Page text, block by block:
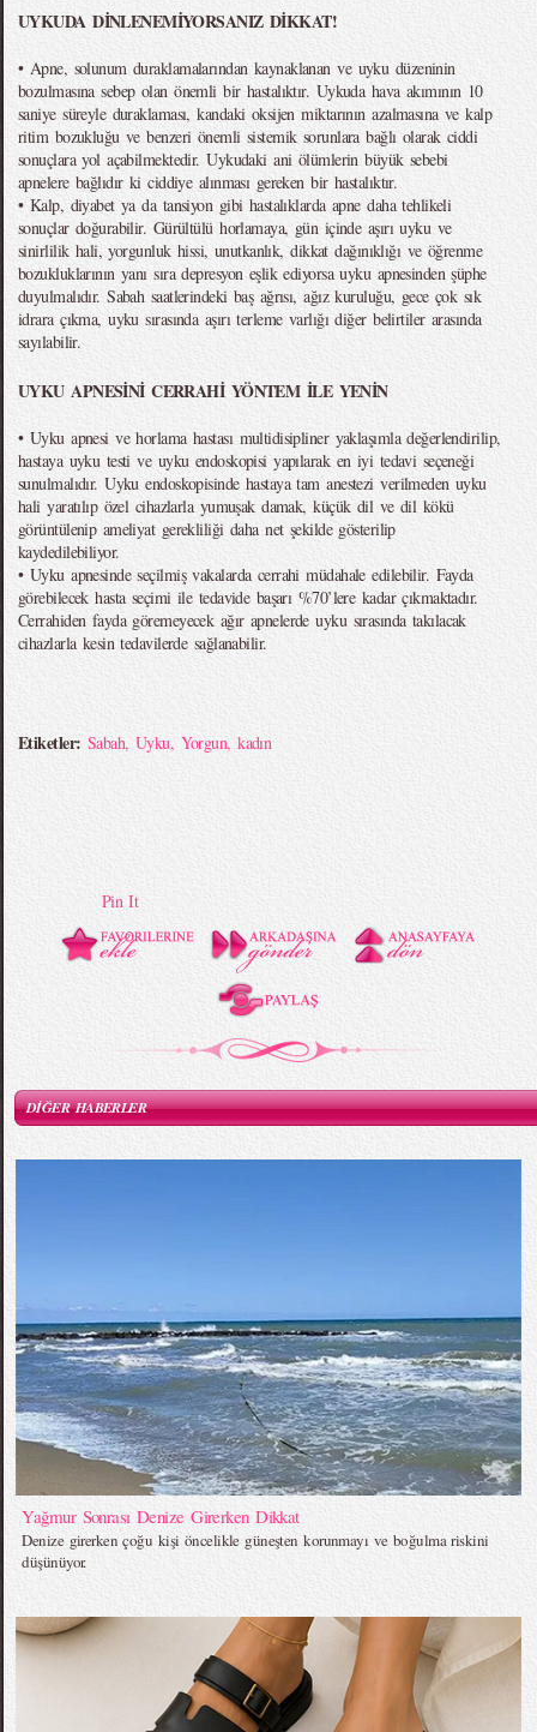
UYKUDA DİNLENEMİYORSANIZ DİKKAT!
• Apne, solunum duraklamalarından kaynaklanan ve uyku düzeninin
bozulmasına sebep olan önemli bir hastalıktır. Uykuda hava akımının 10
saniye süreyle duraklaması, kandaki oksijen miktarının azalmasına ve kalp
ritim bozukluğu ve benzeri önemli sistemik sorunlara bağlı olarak ciddi
sonuçlara yol açabilmektedir. Uykudaki ani ölümlerin büyük sebebi
apnelere bağlıdır ki ciddiye alınması gereken bir hastalıktır.
• Kalp, diyabet ya da tansiyon gibi hastalıklarda apne daha tehlikeli
sonuçlar doğurabilir. Gürültülü horlamaya, gün içinde aşırı uyku ve
sinirlilik hali, yorgunluk hissi, unutkanlık, dikkat dağınıklığı ve öğrenme
bozukluklarının yanı sıra depresyon eşlik ediyorsa uyku apnesinden şüphe
duyulmalıdır. Sabah saatlerindeki baş ağrısı, ağız kuruluğu, gece çok sık
idrara çıkma, uyku sırasında aşırı terleme varlığı diğer belirtiler arasında
sayılabilir.
UYKU APNESİNİ CERRAHİ YÖNTEM İLE YENİN
• Uyku apnesi ve horlama hastası multidisipliner yaklaşımla değerlendirilip,
hastaya uyku testi ve uyku endoskopisi yapılarak en iyi tedavi seçeneği
sunulmalıdır. Uyku endoskopisinde hastaya tam anestezi verilmeden uyku
hali yaratılıp özel cihazlarla yumuşak damak, küçük dil ve dil kökü
görüntülenip ameliyat gerekliliği daha net şekilde gösterilip
kaydedilebiliyor.
• Uyku apnesinde seçilmiş vakalarda cerrahi müdahale edilebilir. Fayda
görebilecek hasta seçimi ile tedavide başarı %70’lere kadar çıkmaktadır.
Cerrahiden fayda göremeyecek ağır apnelerde uyku sırasında takılacak
cihazlarla kesin tedavilerde sağlanabilir.
Etiketler: Sabah, Uyku, Yorgun,kadın
Pin It
DİĞER HABERLER
Yağmur Sonrası Denize Girerken Dikkat
Denize girerken çoğu kişi öncelikle güneşten korunmayı ve boğulma riskini
düşünüyor.